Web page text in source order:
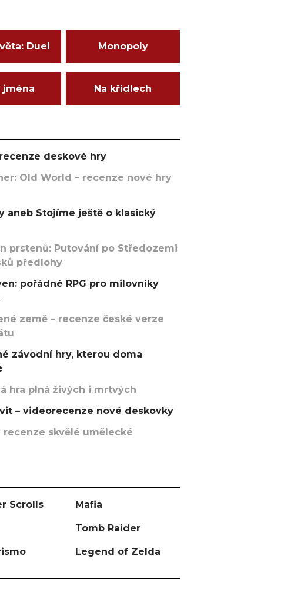
Duel Monopoly
jména Na křídlech
deskové hry
Old World – recenze nové hry
aneb Stojíme ještě o klasický
prstenů: Putování po Středozemi
předlohy
pořádné RPG pro milovníky
země – recenze české verze
závodní hry, kterou doma
hra plná živých i mrtvých
– videorecenze nové deskovky
skvělé umělecké
Scrolls Mafia
Tomb Raider
Legend of Zelda